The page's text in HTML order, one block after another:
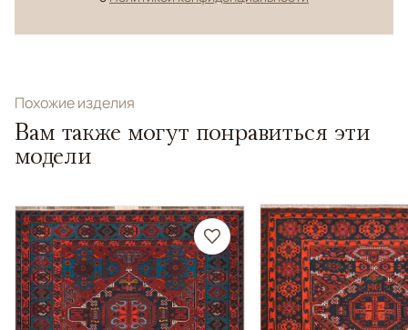
Похожие изделия
Вам также могут понравиться эти
модели